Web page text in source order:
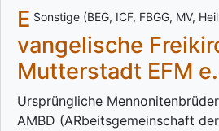
Sonstige (BEG, ICF, FBGG, MV,
E
vangelische
Mutterstadt EFM
Ursprüngliche
AMBD (ARbeitsgemeinschaft